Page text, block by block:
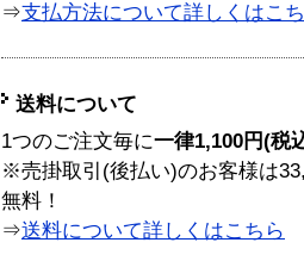
⇒支払方法について詳しくはこ
送料について
1つのご注文毎に一律1,100円(税
※売掛取引(後払い)のお客様は
無料！
⇒送料について詳しくはこちら